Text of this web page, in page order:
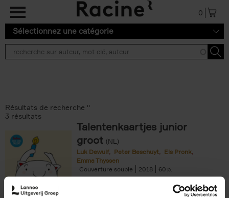
Aller au contenu principal
0
Sélectionnez une catégorie
Résultats de recherche ''
3 résultats
Talentenkaartjes junior
groot (NL)
Luk Dewulf Peter Beschuyt
Els Pronk
Emma Thyssen
Couverture souple
2018 60